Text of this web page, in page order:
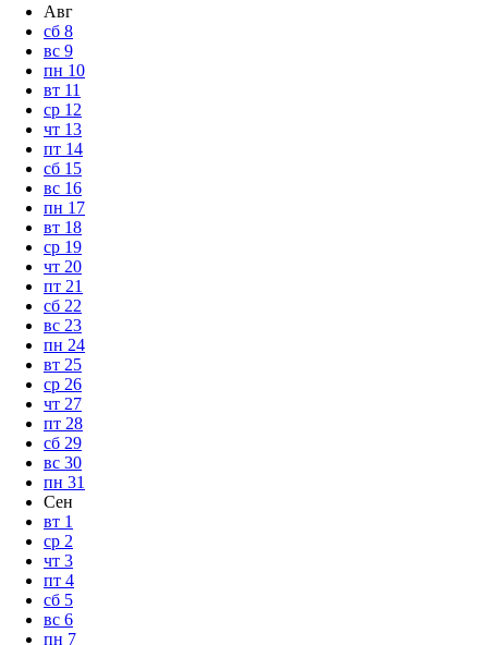
Авг
сб 8
вс 9
пн 10
вт 11
ср 12
чт 13
пт 14
сб 15
вс 16
пн 17
вт 18
ср 19
чт 20
пт 21
сб 22
вс 23
пн 24
вт 25
ср 26
чт 27
пт 28
сб 29
вс 30
пн 31
Сен
вт 1
ср 2
чт 3
пт 4
сб 5
вс 6
пн 7